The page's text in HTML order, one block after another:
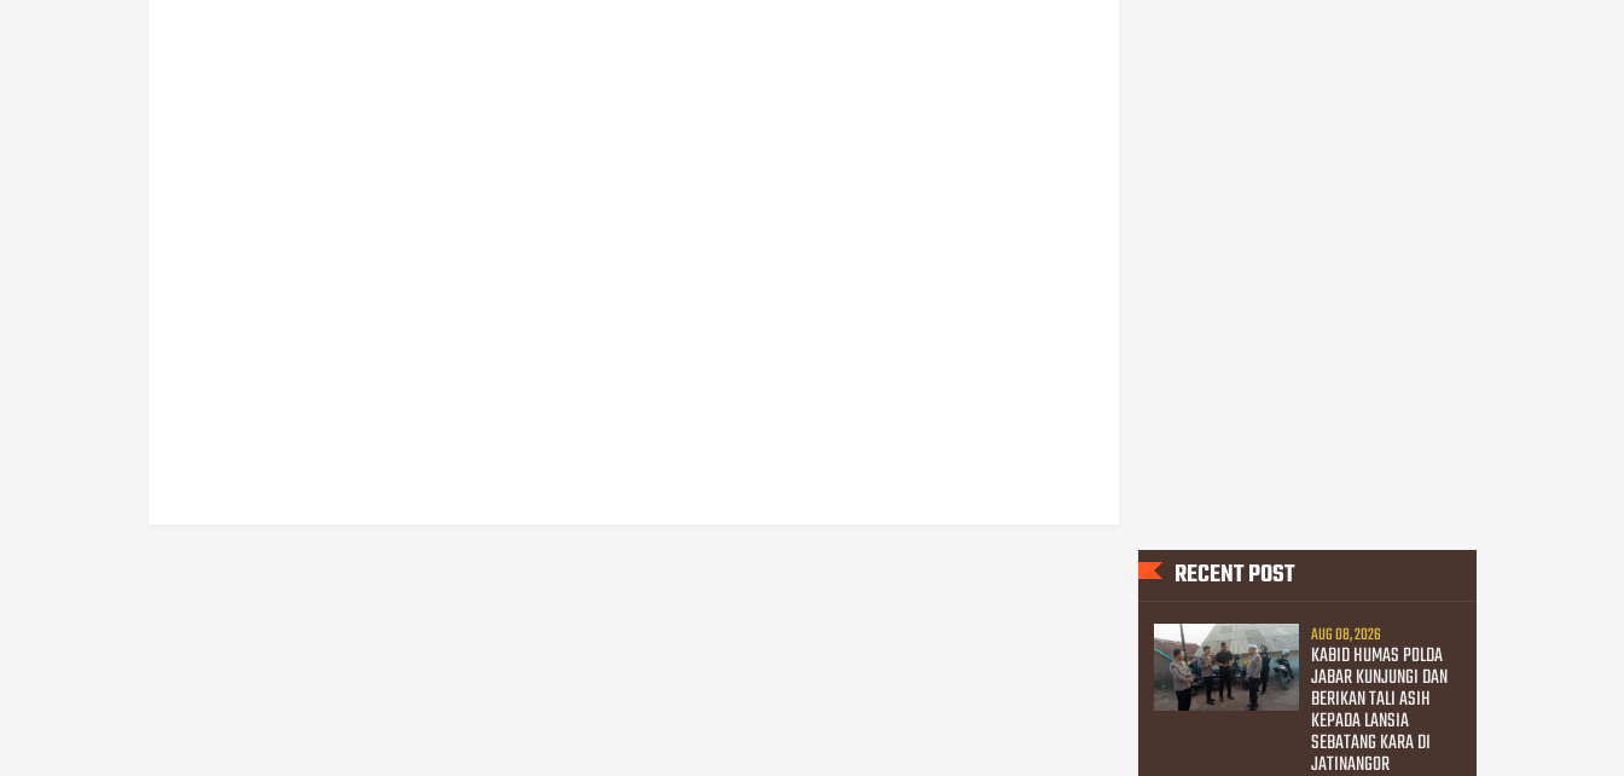
RECENT POST
AUG 08, 2026
KABID HUMAS POLDA
JABAR KUNJUNGI DAN
BERIKAN TALI ASIH
KEPADA LANSIA
SEBATANG KARA DI
JATINANGOR